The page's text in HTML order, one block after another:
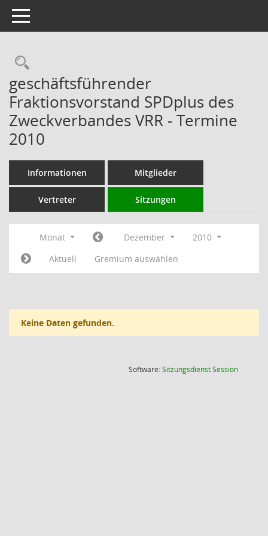
Toggle navigation
Rechercheauswahl
geschäftsführender
Fraktionsvorstand SPDplus des
Zweckverbandes VRR - Termine
2010
Informationen Mitglieder
Vertreter Sitzungen
Monat Dezember
2010
Aktuell
Gremium auswählen
Keine Daten gefunden.
Software:SitzungsdienstSession(Wird in